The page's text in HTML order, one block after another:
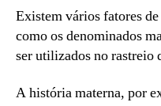
Existem vários fatores
como os denominados
ser utilizados no rastreio
A história materna, por